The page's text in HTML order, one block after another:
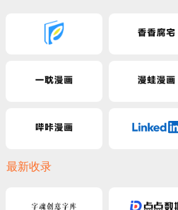
最新收录